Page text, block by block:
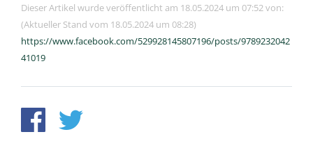
Dieser Artikel wurde veröffentlicht am 18.05.2024 um 07:52 von:
(Aktueller Stand vom 18.05.2024 um 08:28)
https://www.facebook.com/529928145807196/posts/9789232042
41019